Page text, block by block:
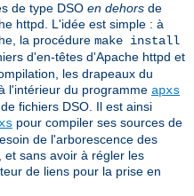
de type DSO en dehors de
httpd. L'idée est simple : à
la procédure make install
d'en-têtes d'Apache httpd et
les drapeaux du
l'intérieur du programme apxs
fichiers DSO. Il est ainsi
pour compiler ses sources de
de l'arborescence des
et sans avoir à régler les
de liens pour la prise en